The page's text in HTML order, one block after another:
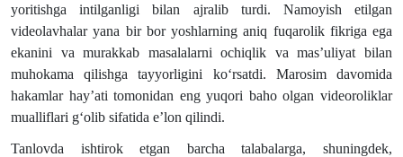
yoritishga intilganligi bilan ajralib turdi. Namoyish etilgan
videolavhalar yana bir bor yoshlarning aniq fuqarolik fikriga ega
ekanini va murakkab masalalarni ochiqlik va mas’uliyat bilan
muhokama qilishga tayyorligini ko‘rsatdi. Marosim davomida
hakamlar hay’ati tomonidan eng yuqori baho olgan videoroliklar
mualliflari g‘olib sifatida e’lon qilindi.
Tanlovda ishtirok etgan barcha talabalarga, shuningdek,